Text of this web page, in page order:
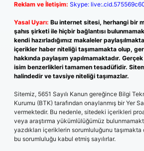
Reklam ve İletişim: Skype:
Yasal Uyarı: Bu internet sitesi, herhangi bir
şahıs şirketi ile hiçbir bağlantısı
kendi hazırladığımız makaleler
içerikler haber niteliği taşımamakta olup,
hakkında paylaşım yapılmamaktadır.
isim benzerlikleri tamamen tesadüfidir.
halindedir ve tavsiye niteliği taşımazlar.
Sitemiz, 5651 Sayılı Kanun gereğince Bilgi
Kurumu (BTK) tarafından onaylanmış bir Yer
vermektedir. Bu nedenle, sitedeki içerikleri
veya araştırma yükümlülüğümüz
yazdıkları içeriklerin sorumluluğunu
bu sorumluluğu kabul etmiş sayılırlar.